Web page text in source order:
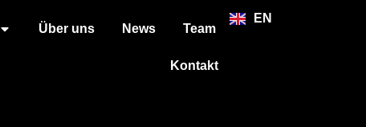
Über uns News Team
Kontakt
EN